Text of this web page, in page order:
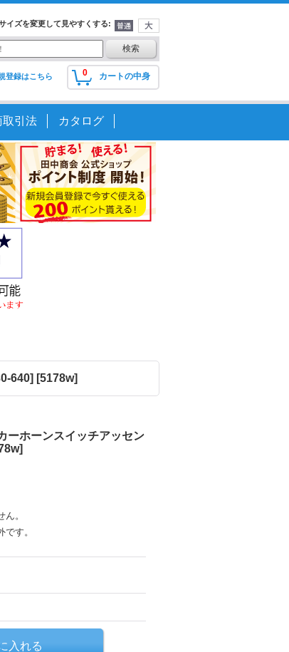
イズを変更して見やすくする:
0 カートの中身
登録はこちら
取引法 カタログ
640] [5178w]
ーホーンスイッチアッセン
]
。
す。